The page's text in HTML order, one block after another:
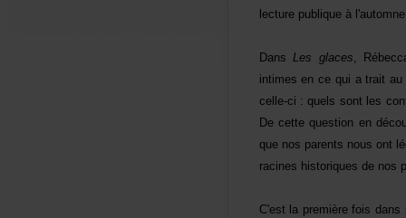
Dans Lesglaces
celle-